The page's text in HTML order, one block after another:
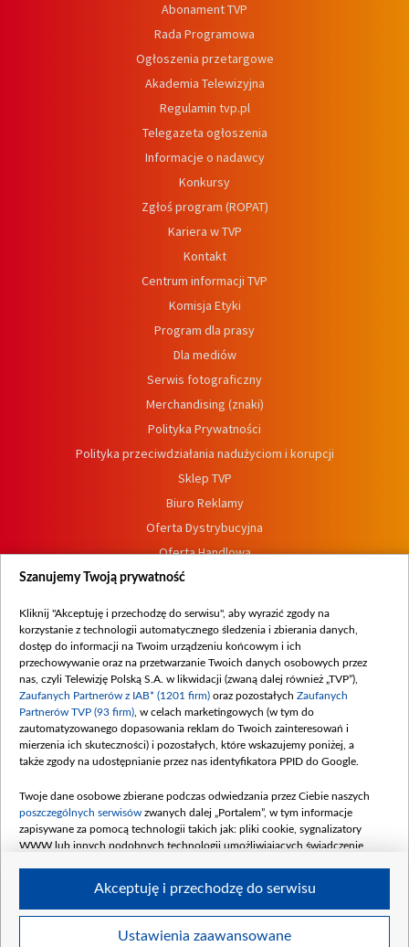
Abonament TVP
Rada Programowa
Ogłoszenia przetargowe
Akademia Telewizyjna
Regulamin tvp.pl
Telegazeta ogłoszenia
Informacje o nadawcy
Konkursy
Zgłoś program (ROPAT)
Kariera w TVP
Kontakt
Centrum informacji TVP
Komisja Etyki
Program dla prasy
Dla mediów
Serwis fotograficzny
Merchandising (znaki)
Polityka Prywatności
Polityka przeciwdziałania nadużyciom i korupcji
Sklep TVP
Biuro Reklamy
Oferta Dystrybucyjna
Oferta Handlowa
Dostępność
Procedura zgłoszeń wewnętrznych
Szanujemy Twoją prywatność
Kliknij "Akceptuję i przechodzę do serwisu", aby wyrazić zgody na
korzystanie z technologii automatycznego śledzenia i zbierania danych,
dostęp do informacji na Twoim urządzeniu końcowym i ich
przechowywanie oraz na przetwarzanie Twoich danych osobowych przez
nas, czyli Telewizję Polską S.A. w likwidacji (zwaną dalej również „TVP”),
Zaufanych Partnerów z IAB* (1201 firm) oraz pozostałych Zaufanych
Partnerów TVP (93 firm) , w celach marketingowych (w tym do
zautomatyzowanego dopasowania reklam do Twoich zainteresowań i
mierzenia ich skuteczności) i pozostałych, które wskazujemy poniżej, a
także zgody na udostępnianie przez nas identyfikatora PPID do Google.
Twoje dane osobowe zbierane podczas odwiedzania przez Ciebie naszych
poszczególnych serwisów zwanych dalej „Portalem”, w tym informacje
zapisywane za pomocą technologii takich jak: pliki cookie, sygnalizatory
WWW lub innych podobnych technologii umożliwiających świadczenie
Twoje dane osobowe zbierane podczas odwiedzania przez Ciebie
Ustawienia zaawansowane
Akceptuję i przechodzę do serwisu